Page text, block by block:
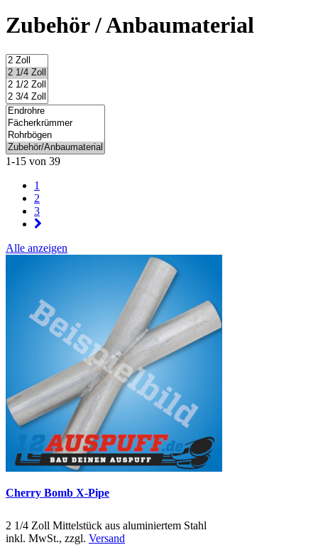
Zubehör / Anbaumaterial
1-15 von 39
1
2
3
Alle anzeigen
Cherry Bomb X-Pipe
2 1/4 Zoll Mittelstück aus aluminiertem Stahl
inkl. MwSt., zzgl. Versand